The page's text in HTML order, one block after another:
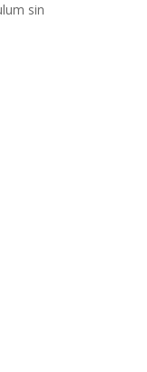
sin